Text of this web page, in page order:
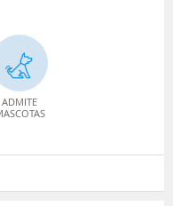
ADMITE